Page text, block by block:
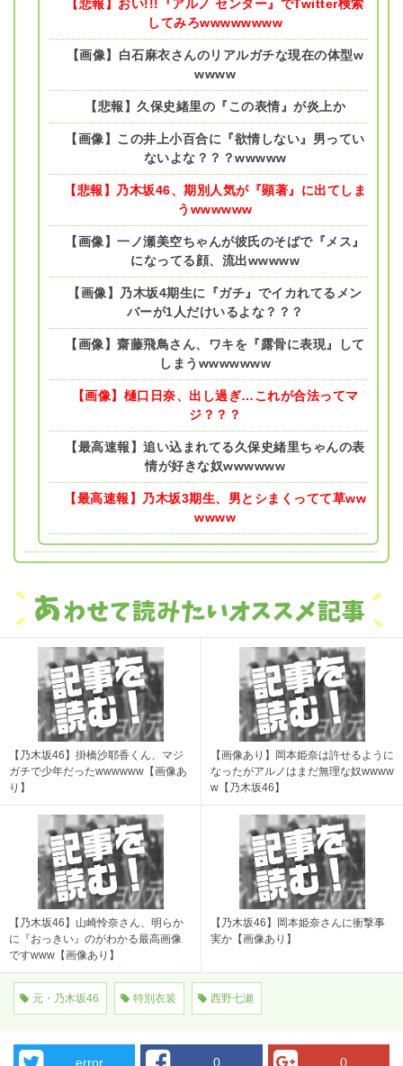
【悲報】おい!!!『アルノ センター』でTwitter検索
してみろwwwwwwww
【画像】白石麻衣さんのリアルガチな現在の体型w
wwww
【悲報】久保史緒里の『この表情』が炎上か
【画像】この井上小百合に『欲情しない』男ってい
ないよな？？？wwwww
【悲報】乃木坂46、期別人気が『顕著』に出てしま
うwwwwww
【画像】一ノ瀬美空ちゃんが彼氏のそばで『メス』
になってる顔、流出wwwww
【画像】乃木坂4期生に『ガチ』でイカれてるメン
バーが1人だけいるよな？？？
【画像】齋藤飛鳥さん、ワキを『露骨に表現』して
しまうwwwwwww
【画像】樋口日奈、出し過ぎ…これが合法ってマ
ジ？？？
【最高速報】追い込まれてる久保史緒里ちゃんの表
情が好きな奴wwwwww
【最高速報】乃木坂3期生、男とシまくってて草ww
wwww
【乃木坂46】掛橋沙耶香くん、マジ
ガチで少年だったwwwwww【画像あ
り】
【画像あり】岡本姫奈は許せるように
なったがアルノはまだ無理な奴wwww
w【乃木坂46】
【乃木坂46】山崎怜奈さん、明らか
に『おっきい』のがわかる最高画像
ですwww【画像あり】
【乃木坂46】岡本姫奈さんに衝撃事
実か【画像あり】
元・乃木坂46 特別衣装 西野七瀬
error 0 0